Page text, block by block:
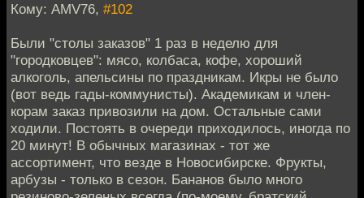
Кому: AMV76, #102
Были "столы заказов" 1 раз в неделю для
"городковцев": мясо, колбаса, кофе, хороший
алкоголь, апельсины по праздникам. Икры не было
(вот ведь гады-коммунисты). Академикам и член-
корам заказ привозили на дом. Остальные сами
ходили. Постоять в очереди приходилось, иногда по
20 минут! В обычных магазинах - тот же
ассортимент, что везде в Новосибирске. Фрукты,
арбузы - только в сезон. Бананов было много